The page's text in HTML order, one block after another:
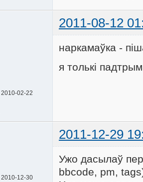
2011-08-12
2010-02-22
наркамаўка -
я толькі
2011-12-29
2010-12-30
Ужо дасылаў
bbcode, pm,